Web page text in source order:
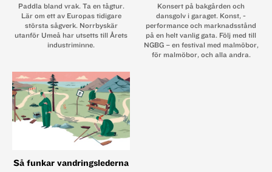
Paddla bland vrak. Ta en tågtur.
Lär om ett av Europas tidigare
största sågverk. Norrbyskär
utanför Umeå har utsetts till Årets
industriminne.
Konsert på bakgården och
dansgolv i garaget. Konst, ­
performance och marknadsstånd
på en helt vanlig gata. Följ med till
NGBG – en festival med ­malmöbor,
för malmöbor, och alla andra.
Så funkar vandringslederna